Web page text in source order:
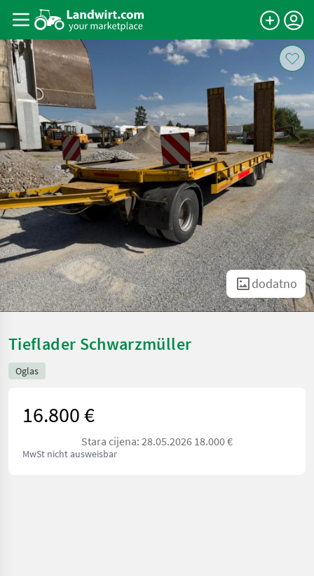
dodatno
Tieflader Schwarzmüller
Oglas
16.800 €
Stara cijena: 28.05.2026 18.000 €
MwSt nicht ausweisbar